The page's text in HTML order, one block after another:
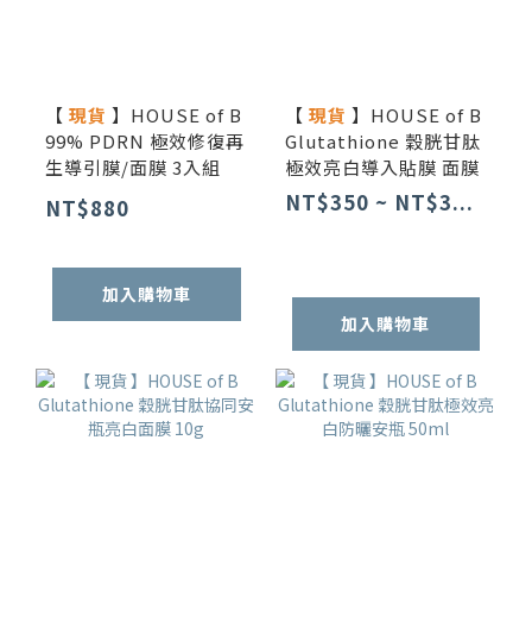
【 現貨 】HOUSE of B
99% PDRN 極效修復再
生導引膜/面膜 3入組
NT$880
加入購物車
【 現貨 】HOUSE of B
Glutathione 穀胱甘肽
極效亮白導入貼膜 面膜
NT$350 ~ NT$3...
加入購物車